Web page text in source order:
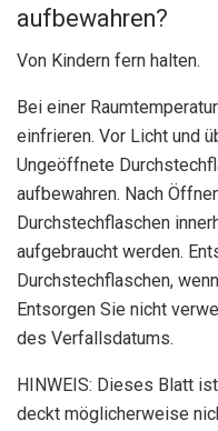
aufbewahren?
Von Kindern fern halten.
Bei einer
einfrieren. Vor Licht und
Ungeöffnete
aufbewahren. Nach
Durchstechflaschen
aufgebraucht werden.
Durchstechflaschen,
Entsorgen Sie nicht
des Verfallsdatums.
HINWEIS: Dieses Blatt
deckt möglicherweise